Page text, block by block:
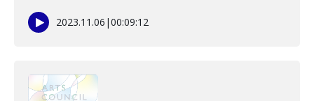
2023.11.06 |00:09:12